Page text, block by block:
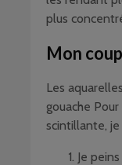
plus
Mon
Les
gouache
scintillante,
Je